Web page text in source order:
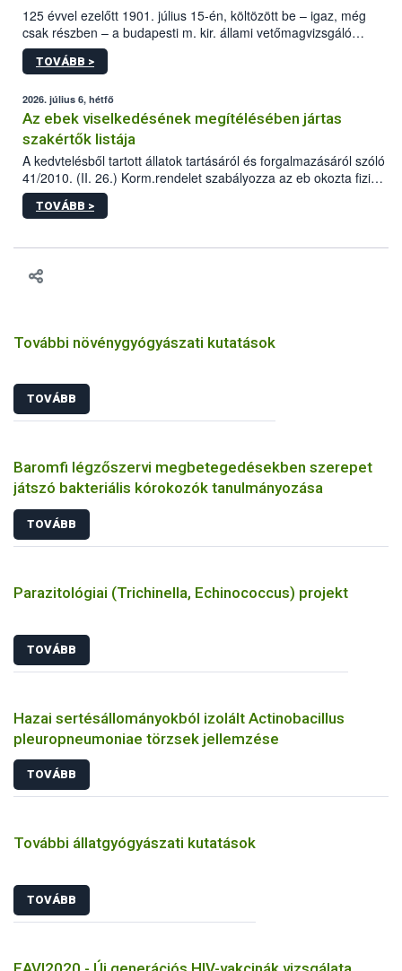
125 évvel ezelőtt 1901. július 15-én, költözött be – igaz, még
csak részben – a budapesti m. kir. állami vetőmagvizsgáló
állomás a Kis Rókus utca 15. szám alatti, Czigler Győző által
tervezett új épületébe.
TOVÁBB >
2026. július 6, hétfő
Az ebek viselkedésének megítélésében jártas
szakértők listája
A kedvtelésből tartott állatok tartásáról és forgalmazásáról szóló
41/2010. (II. 26.) Korm.rendelet szabályozza az eb okozta fizikai
sérülés, illetve ennek veszélye keletkezésekor felmerülő
hatósági feladatokat, valamint a veszélyes eb tartását és annak
vonni az ebek viselkedésének megítélésében jártas szakértőt.
TOVÁBB >
További növénygyógyászati kutatások
TOVÁBB
Baromfi légzőszervi megbetegedésekben szerepet
játszó bakteriális kórokozók tanulmányozása
TOVÁBB
Parazitológiai (Trichinella, Echinococcus) projekt
TOVÁBB
Hazai sertésállományokból izolált Actinobacillus
pleuropneumoniae törzsek jellemzése
TOVÁBB
További állatgyógyászati kutatások
TOVÁBB